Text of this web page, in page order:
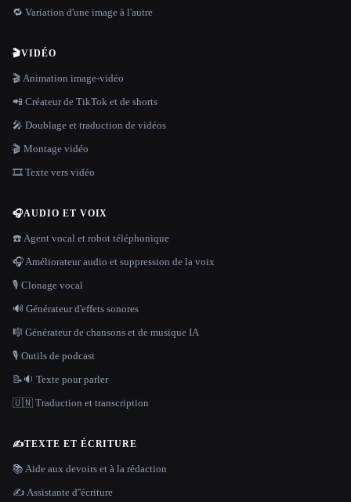
🔁 Variation d'une image à l'autre
🎬VIDÉO
🎬 Animation image-vidéo
📲 Créateur de TikTok et de shorts
🎤 Doublage et traduction de vidéos
🎬 Montage vidéo
🎞️ Texte vers vidéo
🎧AUDIO ET VOIX
☎️ Agent vocal et robot téléphonique
🎧 Améliorateur audio et suppression de la voix
🎙️ Clonage vocal
🔊 Générateur d'effets sonores
🎼 Générateur de chansons et de musique IA
🎙️ Outils de podcast
📝🔉 Texte pour parler
🇺🇳 Traduction et transcription
✍️TEXTE ET ÉCRITURE
📚 Aide aux devoirs et à la rédaction
✍️ Assistante d''écriture